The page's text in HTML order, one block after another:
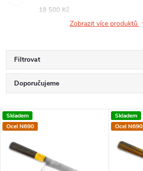
18 500 Kč
Zobrazit více produktů
Filtrovat
Ř
a
z
e
Doporučujeme
Nejdražší
Nejprodávanější
Abecedně
V
ý
Skladem
Ocel N690
Skladem
Ocel N690